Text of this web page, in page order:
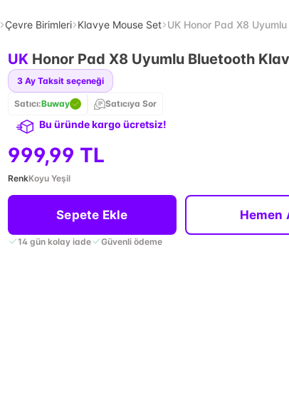
Çevre Birimleri Klavye Mouse Set UK Honor Pad X8
UK Honor Pad X8 Uyumlu Bluetooth
3 Ay Taksit seçeneği
Satıcı:Buway Satıcıya Sor
Bu üründe kargo ücretsiz!
999,99 TL
RenkKoyu Yeşil
Sepete Ekle Hemen
14 gün kolay iade Güvenli ödeme